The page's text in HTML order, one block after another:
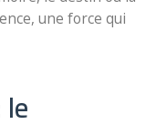
une force qui